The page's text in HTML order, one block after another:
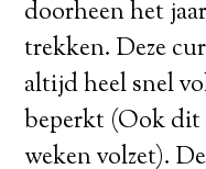
doorheen het
trekken. Deze
altijd heel snel
beperkt (Ook dit
weken volzet).